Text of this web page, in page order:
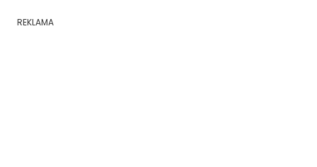
REKLAMA